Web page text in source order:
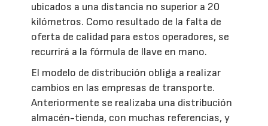
ubicados a una distancia no superior a 20
kilómetros. Como resultado de la falta de
oferta de calidad para estos operadores, se
recurrirá a la fórmula de llave en mano.
El modelo de distribución obliga a realizar
cambios en las empresas de transporte.
Anteriormente se realizaba una distribución
almacén-tienda, con muchas referencias, y